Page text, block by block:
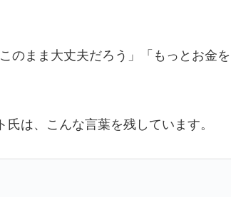
のまま大丈夫だろう」「もっとお金を
は、こんな言葉を残しています。